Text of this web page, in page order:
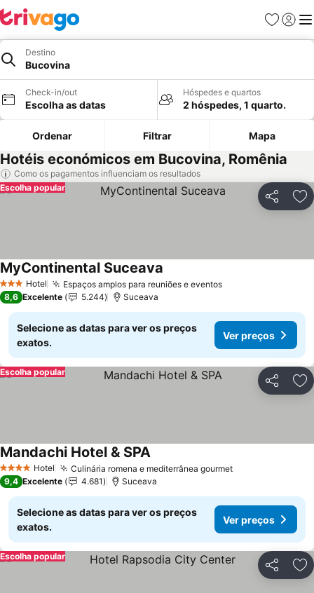
Favoritos
Iniciar
Destino
Bucovina
Check-in/out
Escolha as datas
Hóspedes e quartos
2 hóspedes, 1 quarto.
Ordenar Filtrar Mapa
Hotéis económicos em Bucovina, Romênia
Como os pagamentos influenciam os resultados
Partilhar
Escolha popular
3 EstrelasHotel Espaços amplos para reuniões e eventos
MyContinental Suceava
8,6 Excelente 5.244 Suceava
Selecione as datas para ver os preços
exatos.
Ver preços
Partilhar
Escolha popular
4 EstrelasHotel Culinária romena e mediterrânea gourmet
Mandachi Hotel & SPA
9,4 Excelente 4.681 Suceava
Selecione as datas para ver os preços
exatos.
Ver preços
Partilhar
Escolha popular